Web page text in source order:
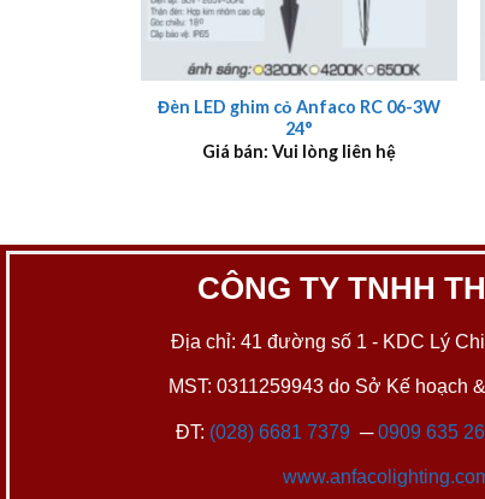
Đèn LED ghim cỏ Anfaco RC 06-3W
24°
Giá bán: Vui lòng liên hệ
CÔNG TY TNHH
Địa chỉ: 41 đường số 1 - KDC Lý
MST: 0311259943 do Sở Kế hoạch
ĐT: (028) 6681 7379 ─0909 635